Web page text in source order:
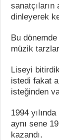
dinleyerek
Bu
müzik
Liseyi
istedi fakat
isteğinden
1994
aynı sene
kazandı.